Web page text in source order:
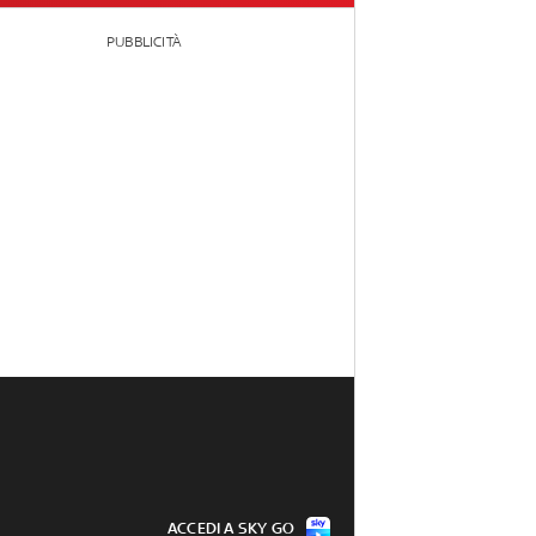
PUBBLICITÀ
ACCEDI A SKY GO